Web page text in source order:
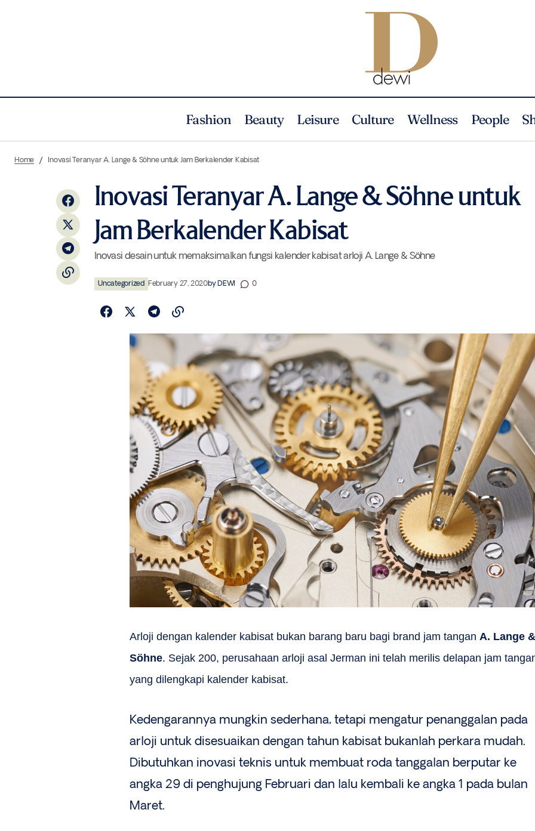
Fashion Beauty Leisure Culture Wellness People
Brand Roti “Jiwa Toast” Gandeng Selebriti
Chef, Willgoz
Uncategorized
Home Inovasi Teranyar A. Lange & Söhne untuk Jam Berkalender Kabisat
Inovasi Teranyar A. Lange & Söhne untuk
Jam Berkalender Kabisat
Inovasi desain untuk memaksimalkan fungsi kalender kabisat arloji A. Lange & Söhne
Uncategorized February 27, 2020byDEWI 0
Arloji dengan kalender kabisat bukan barang baru bagi brand jam tangan A. Lange &
Söhne. Sejak 200, perusahaan arloji asal Jerman ini telah merilis delapan jam
yang dilengkapi kalender kabisat.
Kedengarannya mungkin sederhana, tetapi mengatur penanggalan pada
arloji untuk disesuaikan dengan tahun kabisat bukanlah perkara mudah.
Dibutuhkan inovasi teknis untuk membuat roda tanggalan berputar ke
angka 29 di penghujung Februari dan lalu kembali ke angka 1 pada bulan
Maret.